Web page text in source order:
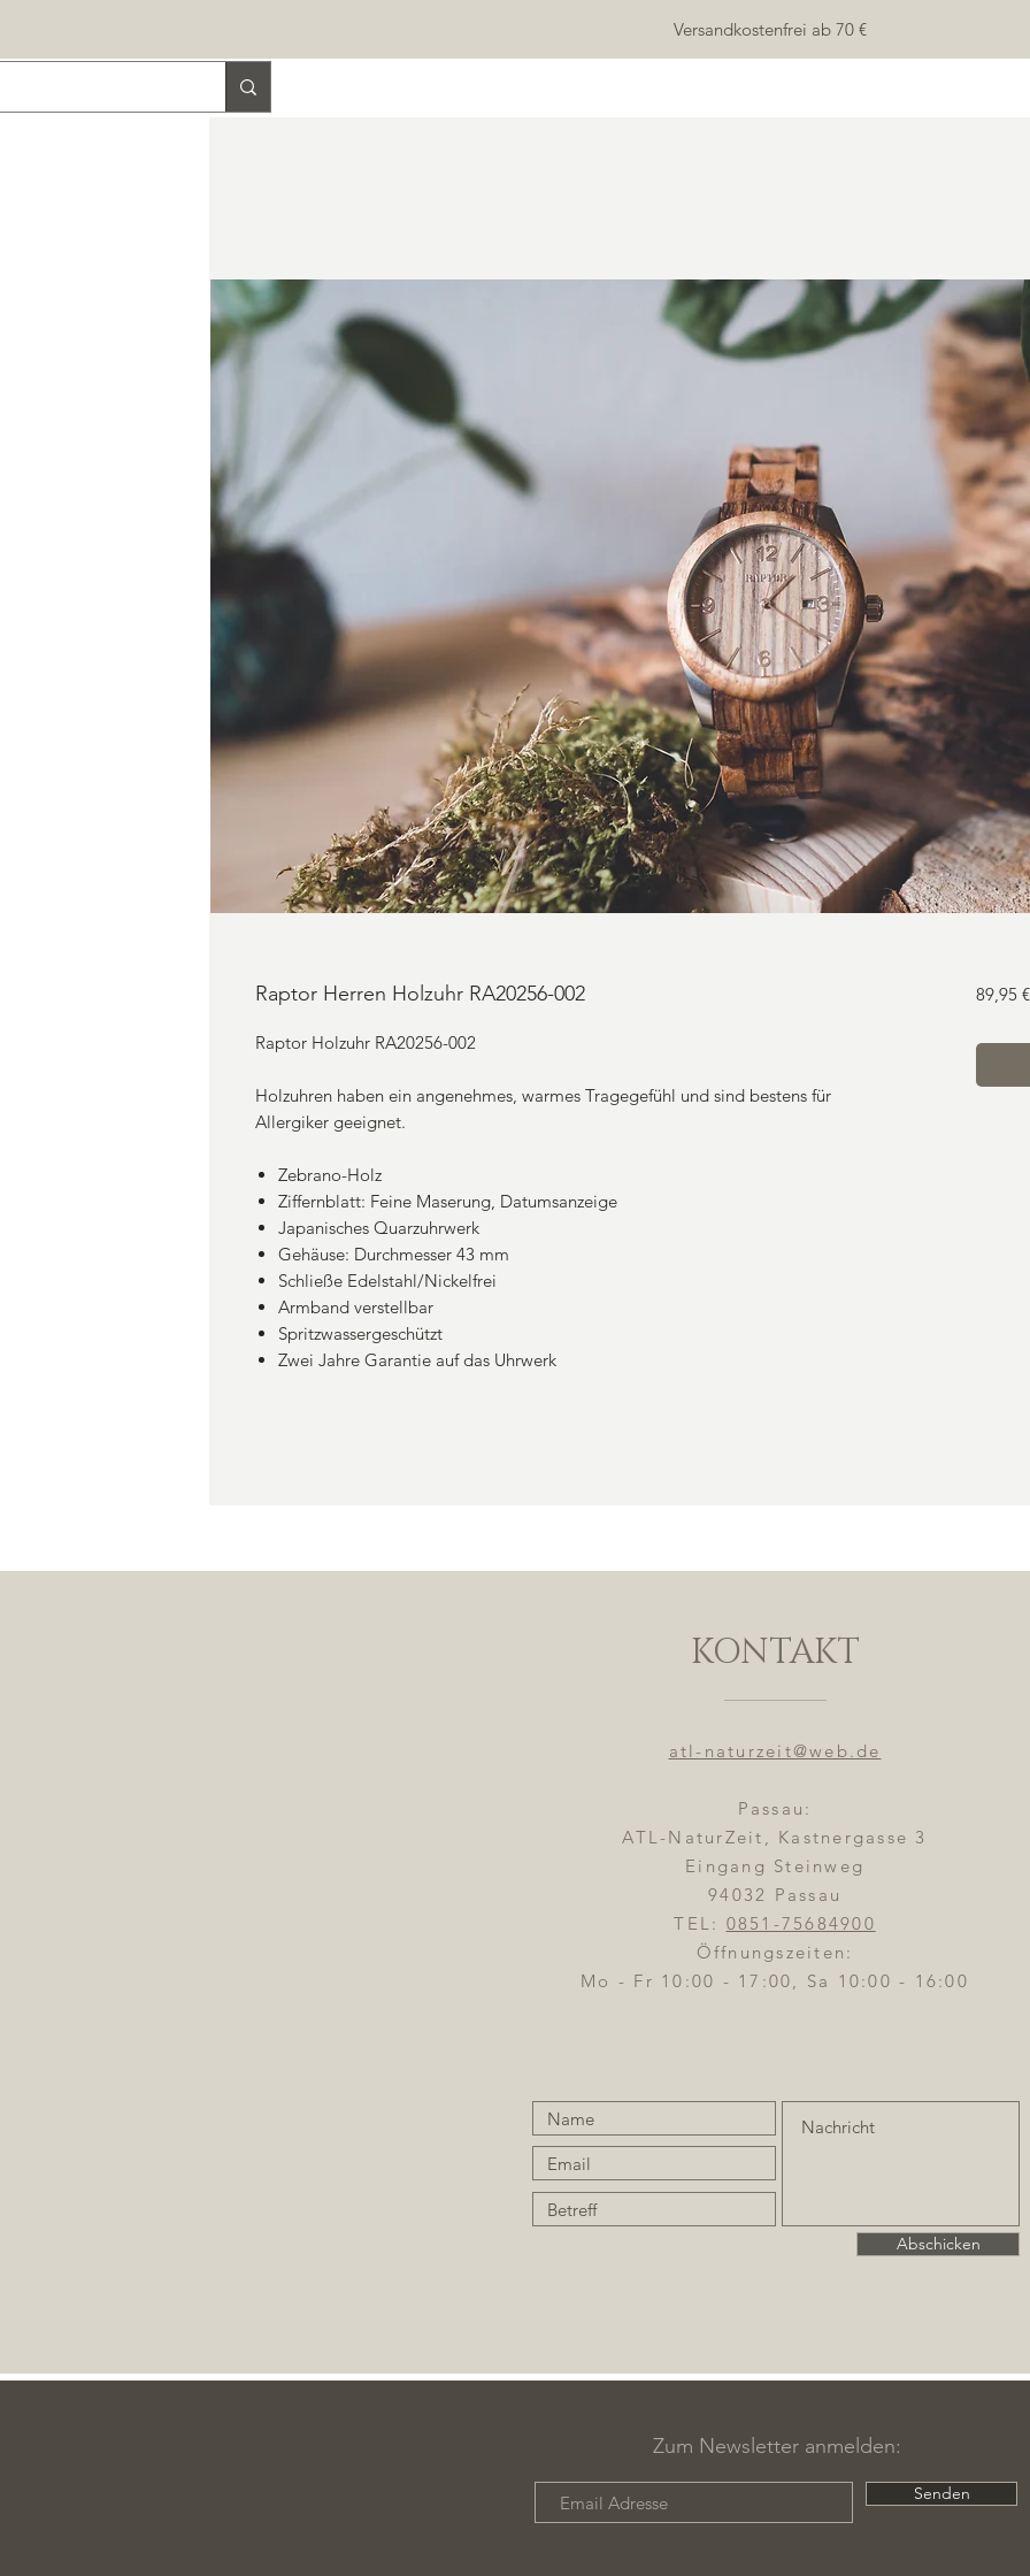
Versandkostenfrei ab 70 €
Raptor Herren Holzuhr RA20256-002
Raptor Holzuhr RA20256-002
Holzuhren haben ein angenehmes, warmes Tragegefühl und sind bestens für
Allergiker geeignet.
Zebrano-Holz
Ziffernblatt: Feine Maserung, Datumsanzeige
Japanisches Quarzuhrwerk
Gehäuse: Durchmesser 43 mm
Schließe Edelstahl/Nickelfrei
Armband verstellbar
Spritzwassergeschützt
Zwei Jahre Garantie auf das Uhrwerk
89,95 €
KONTAKT
atl-naturzeit@web.de
Passau:
ATL-NaturZeit, Kastnergasse 3
Eingang Steinweg
94032 Passau
TEL: 0851-75684900
Öffnungszeiten:
Mo - Fr 10:00 - 17:00, Sa 10:00 - 16:00
Abschicken
Zum Newsletter anmelden:
Senden